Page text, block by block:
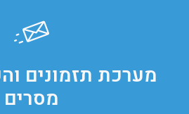
מערכת תזמונים
מסרים